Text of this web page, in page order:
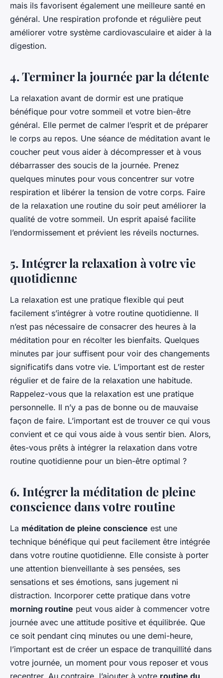
mais ils favorisent également une meilleure santé en
général. Une respiration profonde et régulière peut
améliorer votre système cardiovasculaire et aider à la
digestion.
4. Terminer la journée par la détente
La relaxation avant de dormir est une pratique
bénéfique pour votre sommeil et votre bien-être
général. Elle permet de calmer l’esprit et de préparer
le corps au repos. Une séance de méditation avant le
coucher peut vous aider à décompresser et à vous
débarrasser des soucis de la journée. Prenez
quelques minutes pour vous concentrer sur votre
respiration et libérer la tension de votre corps. Faire
de la relaxation une routine du soir peut améliorer la
qualité de votre sommeil. Un esprit apaisé facilite
l’endormissement et prévient les réveils nocturnes.
5. Intégrer la relaxation à votre vie
quotidienne
La relaxation est une pratique flexible qui peut
facilement s’intégrer à votre routine quotidienne. Il
n’est pas nécessaire de consacrer des heures à la
méditation pour en récolter les bienfaits. Quelques
minutes par jour suffisent pour voir des changements
significatifs dans votre vie. L’important est de rester
régulier et de faire de la relaxation une habitude.
Rappelez-vous que la relaxation est une pratique
personnelle. Il n’y a pas de bonne ou de mauvaise
façon de faire. L’important est de trouver ce qui vous
convient et ce qui vous aide à vous sentir bien. Alors,
êtes-vous prêts à intégrer la relaxation dans votre
routine quotidienne pour un bien-être optimal ?
6. Intégrer la méditation de pleine
conscience dans votre routine
La méditation de pleine conscience est une
technique bénéfique qui peut facilement être intégrée
dans votre routine quotidienne. Elle consiste à porter
une attention bienveillante à ses pensées, ses
sensations et ses émotions, sans jugement ni
distraction. Incorporer cette pratique dans votre
morning routine peut vous aider à commencer votre
journée avec une attitude positive et équilibrée. Que
ce soit pendant cinq minutes ou une demi-heure,
l’important est de créer un espace de tranquillité dans
votre journée, un moment pour vous reposer et vous
recentrer. Au contraire, l’ajouter à votre routine du